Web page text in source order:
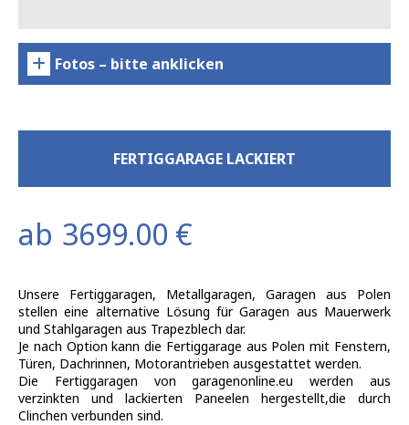
Fotos – bitte anklicken
FERTIGGARAGE LACKIERT
ab 3699.00 €
Unsere Fertiggaragen, Metallgaragen, Garagen aus Polen
stellen eine alternative Lösung für Garagen aus Mauerwerk
und Stahlgaragen aus Trapezblech dar.
Je nach Option kann die Fertiggarage aus Polen mit Fenstern,
Türen, Dachrinnen, Motorantrieben ausgestattet werden.
Die Fertiggaragen von garagenonline.eu werden aus
verzinkten und lackierten Paneelen hergestellt,die durch
Clinchen verbunden sind.